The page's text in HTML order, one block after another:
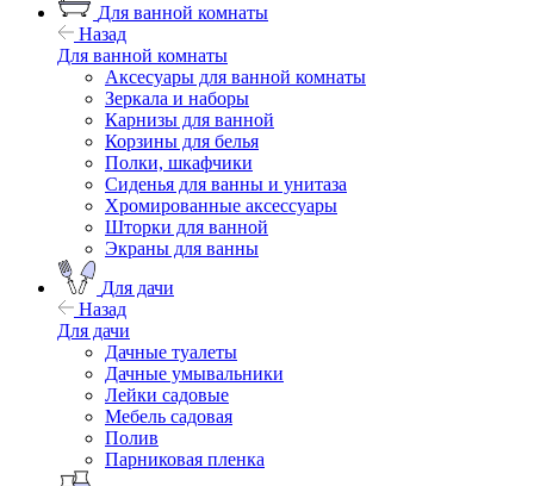
Для ванной комнаты
Назад
Для ванной комнаты
Аксесуары для ванной комнаты
Зеркала и наборы
Карнизы для ванной
Корзины для белья
Полки, шкафчики
Сиденья для ванны и унитаза
Хромированные аксессуары
Шторки для ванной
Экраны для ванны
Для дачи
Назад
Для дачи
Дачные туалеты
Дачные умывальники
Лейки садовые
Мебель садовая
Полив
Парниковая пленка